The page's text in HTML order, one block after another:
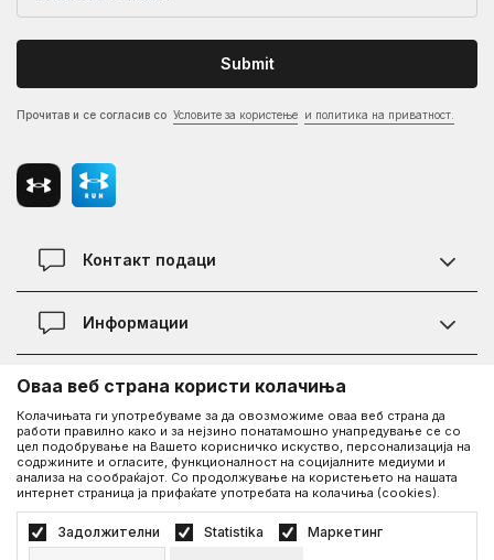
Submit
Прочитав и се согласив со Условите за користење и политика на приватност.
Контакт подаци
Контакт
Информации
Политика на приватност
Најчести прашања
Како да купите
Информации за Under Armour
За нас - приказната за Under Armour
Дознајте повеќе за UA
Вработување
Соработка
UA Social
Facebook
©2026www.underarmour.mk, ИзработкаNB SOFT. Сите права задржани.
Политика на приватност
Услови на користење
Оваа веб страна користи колачиња
Колачињата ги употребуваме за да овозможиме оваа веб страна да
работи правилно како и за нејзино понатамошно унапредување се со
цел подобрување на Вашето корисничко искуство, персонализација на
содржините и огласите, функционалност на социјалните медиуми и
анализа на сообраќајот. Со продолжување на користењето на нашата
интернет страница ја прифаќате употребата на колачиња (cookies).
Задолжителни Statistika Маркетинг